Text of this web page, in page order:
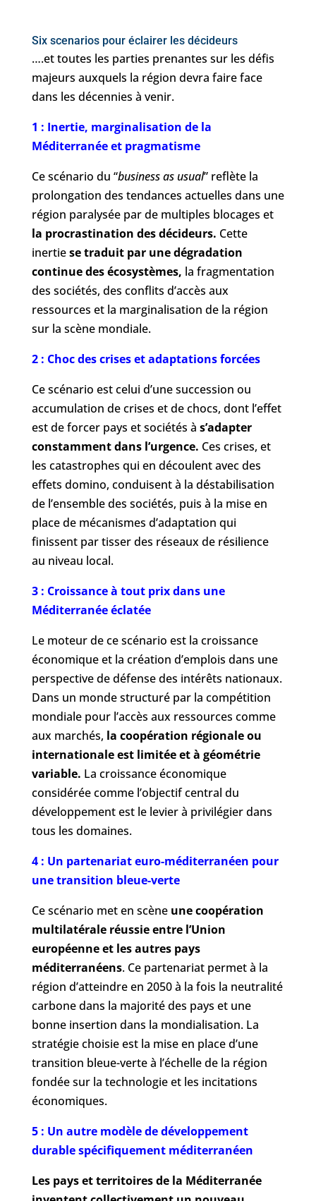
Six scenarios pour éclairer les décideurs
….et toutes les parties prenantes sur les défis
majeurs auxquels la région devra faire face
dans les décennies à venir.
1 : Inertie, marginalisation de la
Méditerranée et pragmatisme
Ce scénario du “business as usual” reflète la
prolongation des tendances actuelles dans une
région paralysée par de multiples blocages et
la procrastination des décideurs. Cette
inertiese traduit par une dégradation
continue des écosystèmes, la fragmentation
des sociétés, des conflits d’accès aux
ressources et la marginalisation de la région
sur la scène mondiale.
2 : Choc des crises et adaptations forcées
Ce scénario est celui d’une succession ou
accumulation de crises et de chocs, dont l’effet
est de forcer pays et sociétés à s’adapter
constamment dans l’urgence. Ces crises, et
les catastrophes qui en découlent avec des
effets domino, conduisent à la déstabilisation
de l’ensemble des sociétés, puis à la mise en
place de mécanismes d’adaptation qui
finissent par tisser des réseaux de résilience
au niveau local.
3 : Croissance à tout prix dans une
Méditerranée éclatée
Le moteur de ce scénario est la croissance
économique et la création d’emplois dans une
perspective de défense des intérêts nationaux.
Dans un monde structuré par la compétition
mondiale pour l’accès aux ressources comme
aux marchés, la coopération régionale ou
internationale est limitée et à géométrie
variable. La croissance économique
considérée comme l’objectif central du
développement est le levier à privilégier dans
tous les domaines.
4 : Un partenariat euro-méditerranéen pour
une transition bleue-verte
Ce scénario met en scèneune coopération
multilatérale réussie entre l’Union
européenne et les autres pays
méditerranéens. Ce partenariat permet à la
région d’atteindre en 2050 à la fois la neutralité
carbone dans la majorité des pays et une
bonne insertion dans la mondialisation. La
stratégie choisie est la mise en place d’une
transition bleue-verte à l’échelle de la région
fondée sur la technologie et les incitations
économiques.
5 : Un autre modèle de développement
durable spécifiquement méditerranéen
Les pays et territoires de la Méditerranée